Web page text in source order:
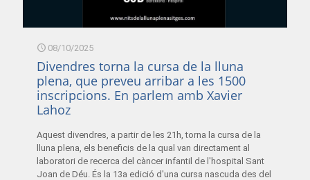
08/10/2025
Divendres torna la cursa de la lluna
plena, que preveu arribar a les 1500
inscripcions. En parlem amb Xavier
Lahoz
Aquest divendres, a partir de les 21h, torna la cursa de la
lluna plena, els beneficis de la qual van directament al
laboratori de recerca del càncer infantil de l'hospital Sant
Joan de Déu. És la 13a edició d'una cursa nascuda des del